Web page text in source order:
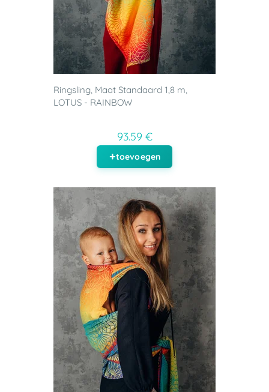
Ringsling, Maat Standaard 1,8 m,
LOTUS - RAINBOW
93.59 €
toevoegen